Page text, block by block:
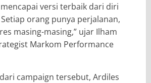
versi terbaik dari diri
orang punya perjalanan,
masing-masing,” ujar Ilham
Markom Performance
campaign tersebut, Ardiles